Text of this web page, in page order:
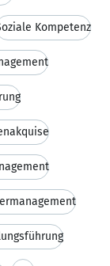
Kompetenz